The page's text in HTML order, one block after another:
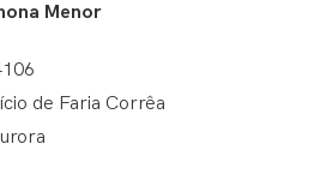
Menor
de Faria Corrêa